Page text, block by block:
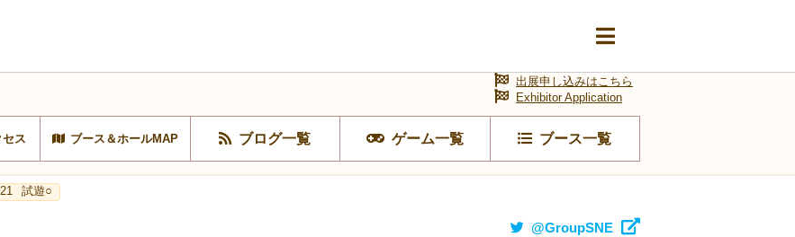
セス ブース＆ホールMAP ブログ一覧 ゲーム一覧 ブース一覧
出展申し込みはこちら
Exhibitor Application
試遊○
@GroupSNE